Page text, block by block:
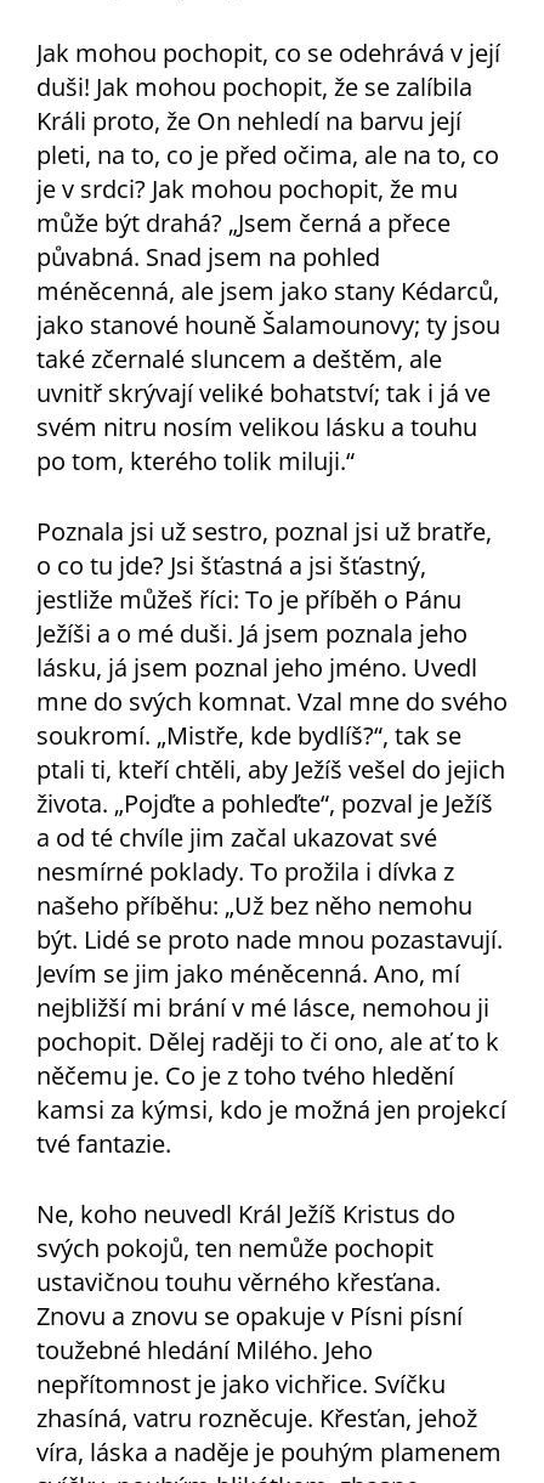
Jak mohou pochopit, co se odehrává v její
duši! Jak mohou pochopit, že se zalíbila
Králi proto, že On nehledí na barvu její
pleti, na to, co je před očima, ale na to, co
je v srdci? Jak mohou pochopit, že mu
může být drahá? „Jsem černá a přece
půvabná. Snad jsem na pohled
méněcenná, ale jsem jako stany Kédarců,
jako stanové houně Šalamounovy; ty jsou
také zčernalé sluncem a deštěm, ale
uvnitř skrývají veliké bohatství; tak i já ve
svém nitru nosím velikou lásku a touhu
po tom, kterého tolik miluji.“
Poznala jsi už sestro, poznal jsi už bratře,
o co tu jde? Jsi šťastná a jsi šťastný,
jestliže můžeš říci: To je příběh o Pánu
Ježíši a o mé duši. Já jsem poznala jeho
lásku, já jsem poznal jeho jméno. Uvedl
mne do svých komnat. Vzal mne do svého
soukromí. „Mistře, kde bydlíš?“, tak se
ptali ti, kteří chtěli, aby Ježíš vešel do jejich
života. „Pojďte a pohleďte“, pozval je Ježíš
a od té chvíle jim začal ukazovat své
nesmírné poklady. To prožila i dívka z
našeho příběhu: „Už bez něho nemohu
být. Lidé se proto nade mnou pozastavují.
Jevím se jim jako méněcenná. Ano, mí
nejbližší mi brání v mé lásce, nemohou ji
pochopit. Dělej raději to či ono, ale ať to k
něčemu je. Co je z toho tvého hledění
kamsi za kýmsi, kdo je možná jen projekcí
tvé fantazie.
Ne, koho neuvedl Král Ježíš Kristus do
svých pokojů, ten nemůže pochopit
ustavičnou touhu věrného křesťana.
Znovu a znovu se opakuje v Písni písní
toužebné hledání Milého. Jeho
nepřítomnost je jako vichřice. Svíčku
zhasíná, vatru rozněcuje. Křesťan, jehož
víra, láska a naděje je pouhým plamenem